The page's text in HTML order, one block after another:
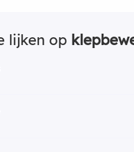
lijken op